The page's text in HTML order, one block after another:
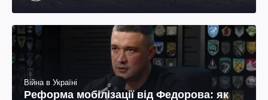
Війна в Україні
Реформа мобілізації від Федорова: як